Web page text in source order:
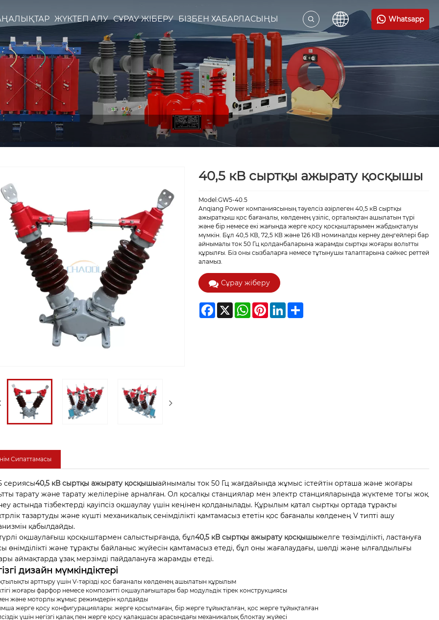
ЖҮКТЕП АЛУ СҰРАУ ЖІБЕРУ БІЗБЕН ХАБАРЛАСЫҢЫ Whatsapp
40,5 кВ сыртқы ажырату қосқышы
Model:GW5-40.5
Anqiang Power компаниясының тәуелсіз әзірлеген 40,5 кВ сыртқы
ажыратқыш қос бағаналы, көлденең үзіліс, орталықтан ашылатын түрі
және бір немесе екі жағында жерге қосу қосқыштарымен жабдықталуы
мүмкін. Бұл 40,5 КВ, 72,5 КВ және 126 КВ номиналды кернеу деңгейлері бар
айнымалы ток 50 Гц қолданбаларына жарамды сыртқы жоғары вольтты
құрылғы. Біз оны сызбаларға немесе тұтынушы талаптарына сәйкес реттей
аламыз.
Сұрау жіберу
Facebook
X WhatsAppPinterestLinkedInShare
Сипаттамасы
сериясы40,5 кВ сыртқы ажырату қосқышыайнымалы ток 50 Гц жағдайында жұмыс істейтін орташа және жоғары
тарату және тарату желілеріне арналған. Ол қосалқы станциялар мен электр станцияларында жүктеме тогы жоқ
астында тізбектерді қауіпсіз оқшаулау үшін кеңінен қолданылады. Құрылым қатал сыртқы ортада тұрақты
тазартуды және күшті механикалық сенімділікті қамтамасыз ететін қос бағаналы көлденең V типті ашу
қабылдайды.
оқшаулағыш қосқыштармен салыстырғанда, бұл40,5 кВ сыртқы ажырату қосқышыжелге төзімділікті, ластануға
өнімділікті және тұрақты байланыс жүйесін қамтамасыз етеді, бұл оны жағалаудағы, шөлді және ылғалдылығы
аймақтарда ұзақ мерзімді пайдалануға жарамды етеді.
дизайн мүмкіндіктері
арттыру үшін V-тәрізді қос бағаналы көлденең ашылатын құрылым
жоғары фарфор немесе композитті оқшаулағыштары бар модульдік тірек конструкциясы
және моторлы жұмыс режимдерін қолдайды
жерге қосу конфигурациялары: жерге қосылмаған, бір жерге тұйықталған, қос жерге тұйықталған
үшін негізгі қалақ пен жерге қосу қалақшасы арасындағы механикалық блоктау жүйесі